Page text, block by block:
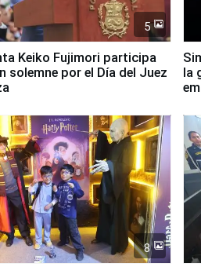
5
Keiko Fujimori participa
solemne por el Día del Juez
la
8